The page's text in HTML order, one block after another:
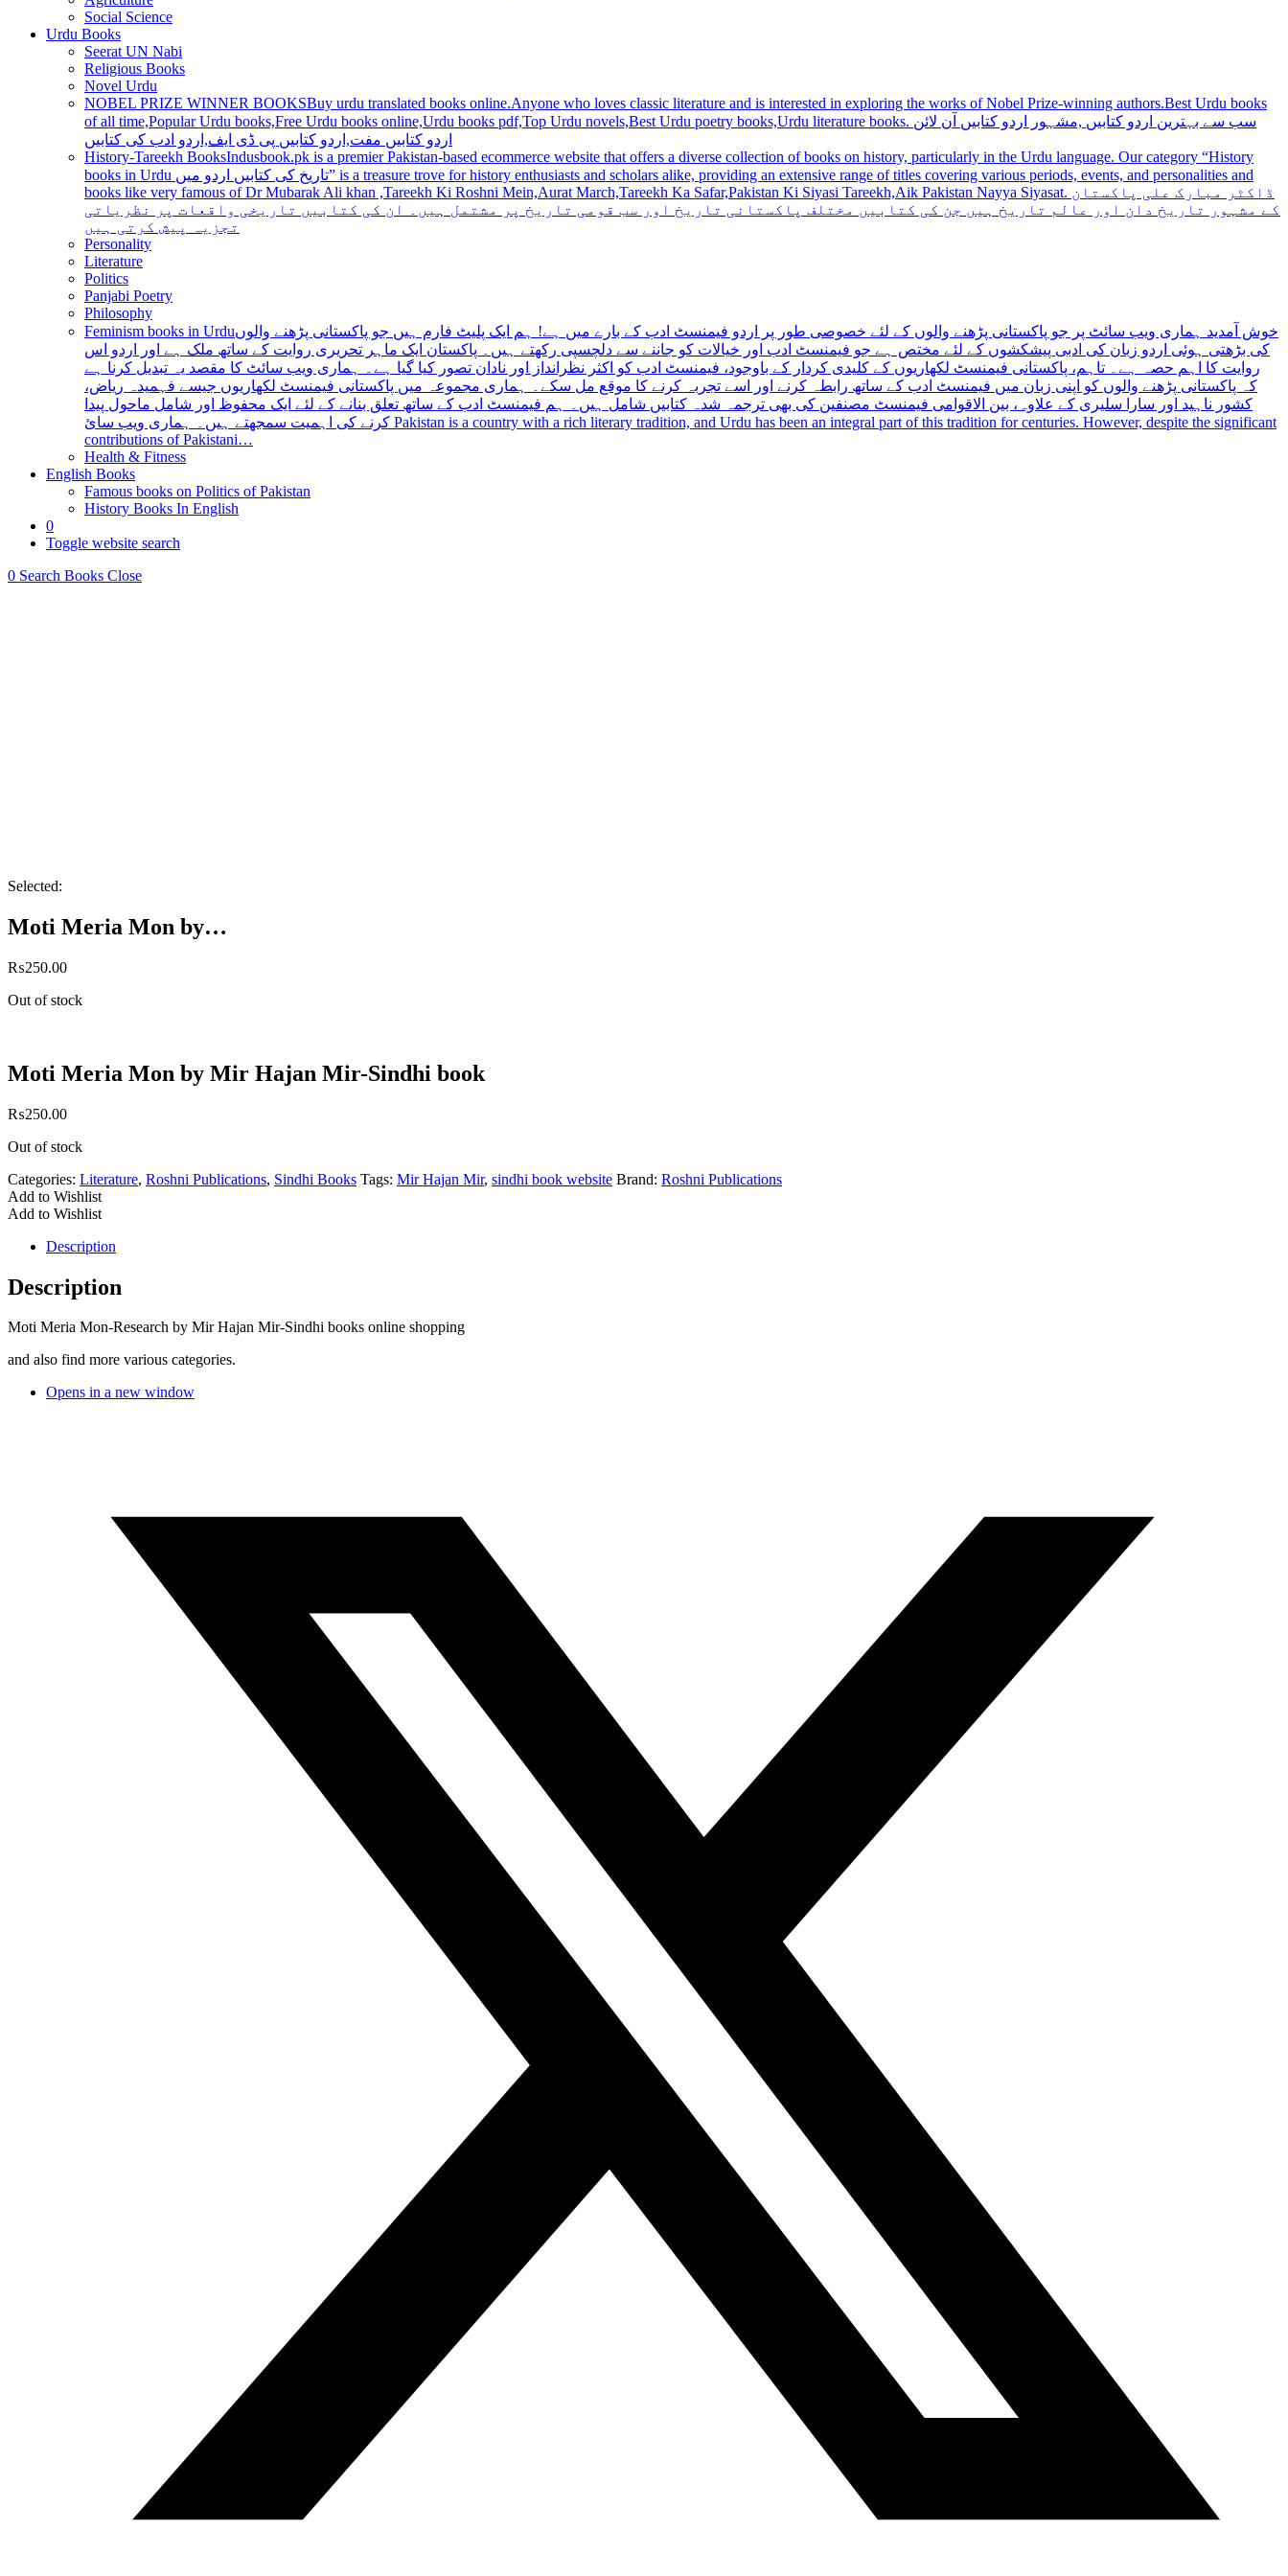
Social Science
Urdu Books
Seerat UN Nabi
Religious Books
Novel Urdu
NOBEL PRIZE WINNER BOOKSBuy urdu translated books online.Anyone who loves classic literature and is interested in exploring the works of Nobel Prize-winning authors.Best Urdu books
of all time,Popular Urdu books,Free Urdu books online,Urdu books pdf,Top Urdu novels,Best Urdu poetry books,Urdu literature books. سب سے بہترین اردو کتابیں ,مشہور اردو کتابیں آن لائن
اردو کتابیں مفت,اردو کتابیں پی ڈی ایف,اردو ادب کی کتابیں
History-Tareekh BooksIndusbook.pk is a premier Pakistan-based ecommerce website that offers a diverse collection of books on history, particularly in the Urdu language. Our category “History
books in Urdu تاریخ کی کتابیں اردو میں” is a treasure trove for history enthusiasts and scholars alike, providing an extensive range of titles covering various periods, events, and personalities and
books like very famous of Dr Mubarak Ali khan ,Tareekh Ki Roshni Mein,Aurat March,Tareekh Ka Safar,Pakistan Ki Siyasi Tareekh,Aik Pakistan Nayya Siyasat. ڈاکٹر مبارک علی پاکستان
کے مشہور تاریخ دان اور عالم تاریخ ہیں جن کی کتابیں مختلف پاکستانی تاریخ اور سب قومی تاریخ پر مشتمل ہیں۔ ان کی کتابیں تاریخی واقعات پر نظریاتی
تجزیہ پیش کرتی ہیں
Personality
Literature
Politics
Panjabi Poetry
Philosophy
Feminism books in Urduخوش آمدید ہماری ویب سائٹ پر جو پاکستانی پڑھنے والوں کے لئے خصوصی طور پر اردو فیمنسٹ ادب کے بارے میں ہے! ہم ایک پلیٹ فارم ہیں جو پاکستانی پڑھنے والوں
کی بڑھتی ہوئی اردو زبان کی ادبی پیشکشوں کے لئے مختص ہے جو فیمنسٹ ادب اور خیالات کو جاننے سے دلچسپی رکھتے ہیں۔ پاکستان ایک ماہر تحریری روایت کے ساتھ ملک ہے اور اردو اس
روایت کا اہم حصہ ہے۔ تاہم، پاکستانی فیمنسٹ لکھاریوں کے کلیدی کردار کے باوجود، فیمنسٹ ادب کو اکثر نظرانداز اور نادان تصور کیا گیا ہے۔ ہماری ویب سائٹ کا مقصد یہ تبدیل کرنا ہے
کہ پاکستانی پڑھنے والوں کو اپنی زبان میں فیمنسٹ ادب کے ساتھ رابطہ کرنے اور اسے تجربہ کرنے کا موقع مل سکے۔ ہماری مجموعہ میں پاکستانی فیمنسٹ لکھاریوں جیسے فہمیدہ ریاض،
کشور ناہید اور سارا سلیری کے علاوہ، بین الاقوامی فیمنسٹ مصنفین کی بھی ترجمہ شدہ کتابیں شامل ہیں۔ ہم فیمنسٹ ادب کے ساتھ تعلق بنانے کے لئے ایک محفوظ اور شامل ماحول پیدا
کرنے کی اہمیت سمجھتے ہیں۔ ہماری ویب سائ Pakistan is a country with a rich literary tradition, and Urdu has been an integral part of this tradition for centuries. However, despite the significant
contributions of Pakistani…
Health & Fitness
English Books
Famous books on Politics of Pakistan
History Books In English
0
Toggle website search
0 Search Books Close
Selected:
Moti Meria Mon by…
₨250.00
Out of stock
Moti Meria Mon by Mir Hajan Mir-Sindhi book
₨250.00
Out of stock
Categories: Literature, Roshni Publications, Sindhi Books Tags: Mir Hajan Mir, sindhi book website Brand: Roshni Publications
Add to Wishlist
Add to Wishlist
Description
Description
Moti Meria Mon-Research by Mir Hajan Mir-Sindhi books online shopping
and also find more various categories.
Opens in a new window